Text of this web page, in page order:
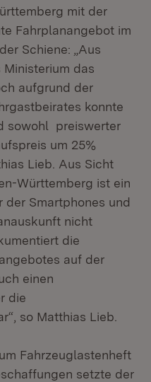
mit der
Fahrplanangebot im
Schiene: „Aus
das
aufgrund der
konnte
sowohl preiswerter
um 25%
Lieb. Aus Sicht
Württemberg ist ein
der Smartphones und
nicht
die
auf der
einen
die
so Matthias Lieb.
Fahrzeuglastenheft
setzte der